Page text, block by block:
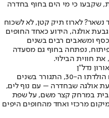
שקבעו כי מי הים בחוף בחדרה
נשאר? לארוז תיק קטן, לא לשכוח
אולגה, הידוע כאחד החופים
ומשאבים רבים בשנים
נפתחה בחוף גם מסעדה
חווית הבילוי.
נדל"ן
גם הזמר עדן חסון, שחוגג הקיץ את יום הולדתו ה-30, התגורר בשנים
אולגה שבחדרה – עם נוף לים,
בית במרחק קצר משם, על שפת
מרכזי ואחד מהחופים היפים